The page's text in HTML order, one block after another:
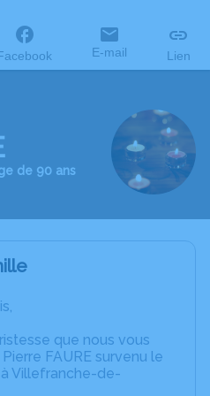
E-mail Lien
de 90 ans
que nous vous
FAURE survenu le
Villefranche-de-